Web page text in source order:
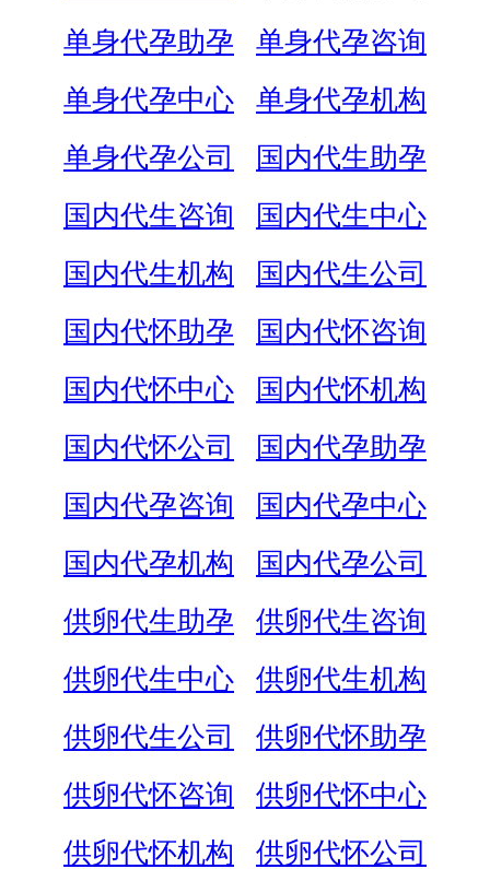
单身代孕助孕
单身代孕咨询
单身代孕中心
单身代孕机构
单身代孕公司
国内代生助孕
国内代生咨询
国内代生中心
国内代生机构
国内代生公司
国内代怀助孕
国内代怀咨询
国内代怀中心
国内代怀机构
国内代怀公司
国内代孕助孕
国内代孕咨询
国内代孕中心
国内代孕机构
国内代孕公司
供卵代生助孕
供卵代生咨询
供卵代生中心
供卵代生机构
供卵代生公司
供卵代怀助孕
供卵代怀咨询
供卵代怀中心
供卵代怀机构
供卵代怀公司